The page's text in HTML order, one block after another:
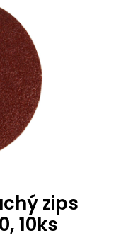
zips
10ks